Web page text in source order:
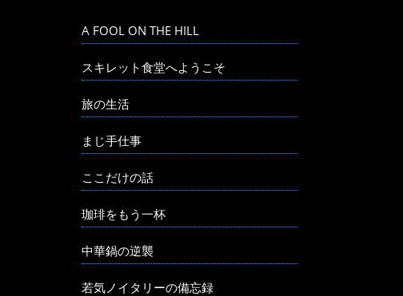
A FOOL ON THE HILL
スキレット食堂へようこそ
旅の生活
まじ手仕事
ここだけの話
珈琲をもう一杯
中華鍋の逆襲
若気ノイタリーの備忘録